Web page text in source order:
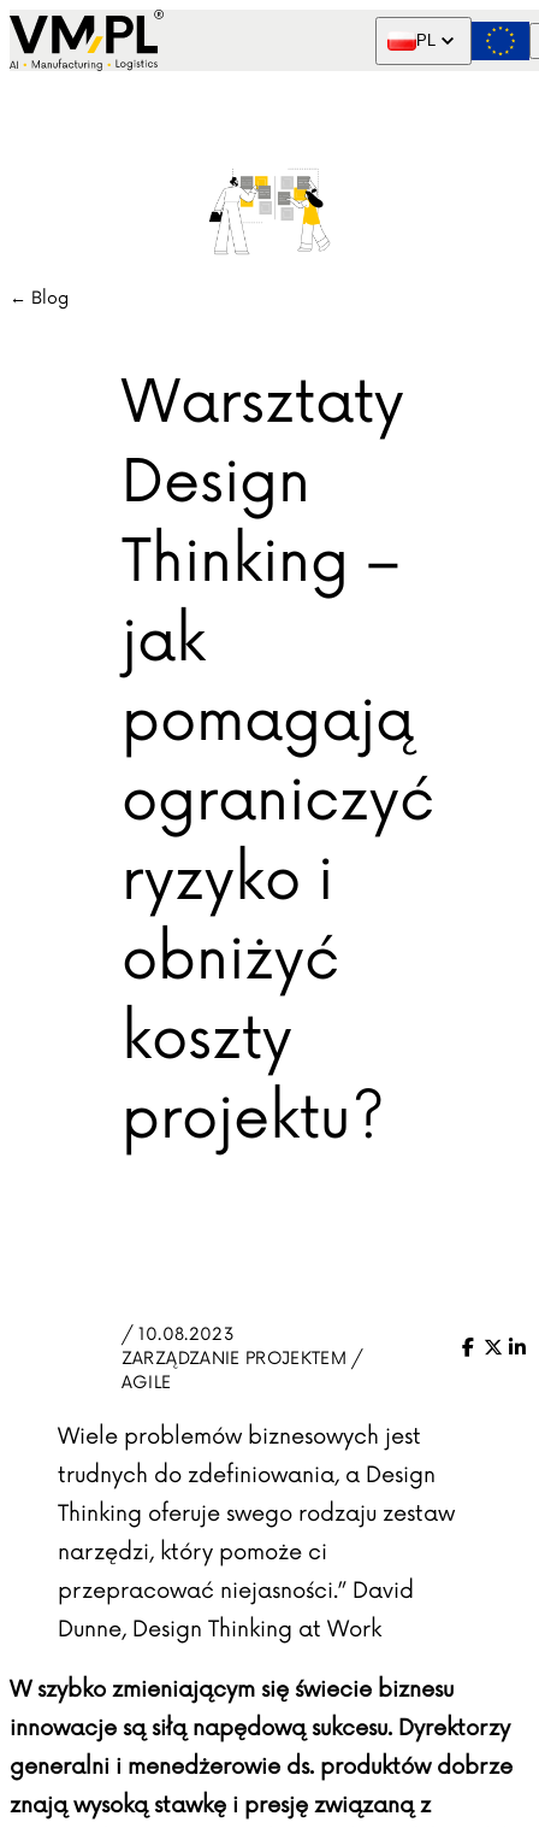
Skip to content
PL
← Blog
Warsztaty
Design
Thinking –
jak
pomagają
ograniczyć
ryzyko i
obniżyć
koszty
projektu?
/ 10.08.2023
ZARZĄDZANIE PROJEKTEM /
AGILE
X
Wiele problemów biznesowych jest
trudnych do zdefiniowania, a Design
Thinking oferuje swego rodzaju zestaw
narzędzi, który pomoże ci
przepracować niejasności.” David
Dunne, Design Thinking at Work
W szybko zmieniającym się świecie biznesu
innowacje są siłą napędową sukcesu. Dyrektorzy
generalni i menedżerowie ds. produktów dobrze
znają wysoką stawkę i presję związaną z